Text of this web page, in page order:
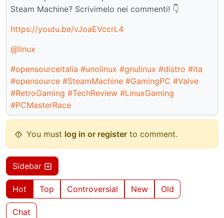
Steam Machine? Scrivimelo nei commenti! 👇
https://youtu.be/vJoaEVccrL4
@linux
#opensourceitalia #unolinux #gnulinux #distro #ita
#opensource #SteamMachine #GamingPC #Valve
#RetroGaming #TechReview #LinuxGaming
#PCMasterRace
You must log in or register to comment.
Sidebar
Hot Top Controversial New Old
Chat